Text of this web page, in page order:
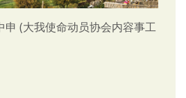
申 (大我使命动员协会内容事工